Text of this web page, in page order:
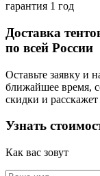
гарантия 1 год
Доставка
по всей России
Оставьте заявку и
ближайшее время,
скидки и
Узнать
Как вас зовут